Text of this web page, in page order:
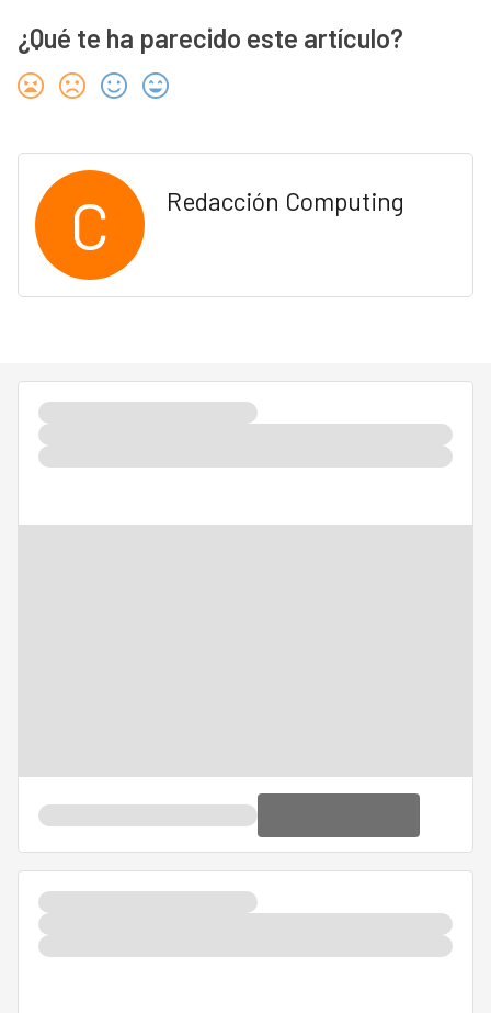
¿Qué te ha parecido este artículo?
C Redacción Computing